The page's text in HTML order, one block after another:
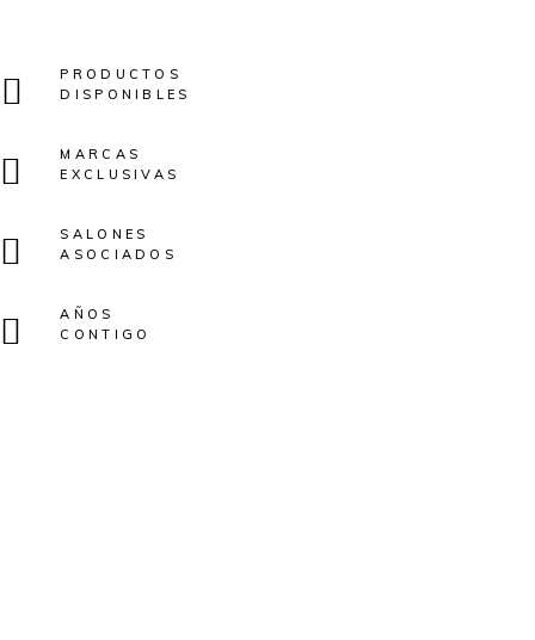
PRODUCTOS
DISPONIBLES
MARCAS
EXCLUSIVAS
SALONES
ASOCIADOS
AÑOS
CONTIGO